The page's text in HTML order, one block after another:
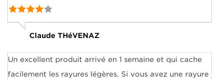
Claude THéVENAZ
Un excellent produit arrivé en 1 semaine et qui cache
facilement les rayures légères. Si vous avez une rayure